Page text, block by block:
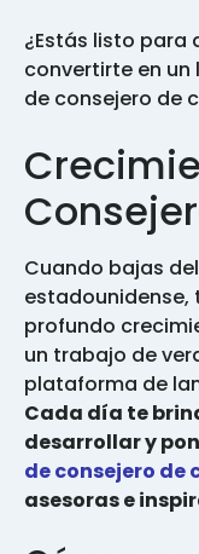
¿Estás listo para
convertirte en un
de consejero de
Cuando bajas
estadounidense,
profundo
un trabajo de
plataforma de
Cada día te
desarrollar y
de consejero de
asesoras e